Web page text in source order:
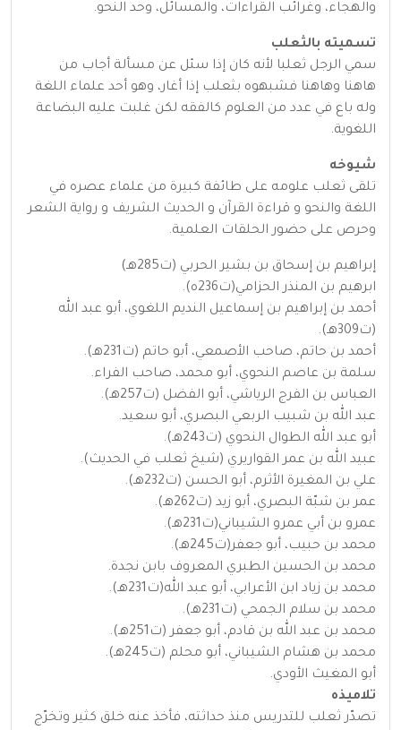
والهجاء، وغرائب القراءات، والمسائل، وحد النحو.
تسميته بالثعلب
سمي الرجل ثعلبا لأنه كان إذا سئل عن مسألة أجاب من
هاهنا وهاهنا فشبهوه بثعلب إذا أغار، وهو أحد علماء اللغة
وله باع في عدد من العلوم كالفقه لكن غلبت عليه البضاعة
اللغوية.
شيوخه
تلقى ثعلب علومه على طائفة كبيرة من علماء عصره في
اللغة والنحو و قراءة القرآن و الحديث الشريف و رواية الشعر
وحرص على حضور الحلقات العلمية.
إبراهيم بن إسحاق بن بشير الحربي (ت285هـ)
ابرهيم بن المنذر الحزامي(ت236ه).
أحمد بن إبراهيم بن إسماعيل النديم اللغوي، أبو عبد الله
(ت309هـ).
أحمد بن حاتم، صاحب الأصمعي، أبو حاتم (ت231هـ).
سلمة بن عاصم النحوي، أبو محمد، صاحب الفراء.
العباس بن الفرج الرياشي، أبو الفضل (ت257هـ).
عبد الله بن شبيب الربعي البصري، أبو سعيد.
أبو عبد الله الطوال النحوي (ت243هـ).
عبيد الله بن عمر القواريري (شيخ ثعلب في الحديث).
علي بن المغيرة الأثرم، أبو الحسن (ت232هـ).
عمر بن شبّة البصري، أبو زيد (ت262هـ).
عمرو بن أبي عمرو الشيباني(ت231هـ).
محمد بن حبيب، أبو جعفر(ت245هـ).
محمد بن الحسين الطبري المعروف بابن نجدة.
محمد بن زياد ابن الأعرابي، أبو عبد الله(ت231هـ).
محمد بن سلام الجمحي (ت231هـ).
محمد بن عبد الله بن قادم، أبو جعفر (ت251هـ).
محمد بن هشام الشيباني، أبو محلم (ت245هـ).
أبو المغيث الأودي.
تلاميذه
تصدّر ثعلب للتدريس منذ حداثته، فأخذ عنه خلق كثير وتخرّج